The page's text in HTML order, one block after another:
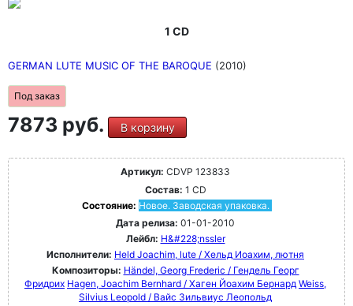
1 CD
GERMAN LUTE MUSIC OF THE BAROQUE (2010)
Под заказ
7873 руб. В корзину
Артикул: CDVP 123833
Состав: 1 CD
Состояние: Новое. Заводская упаковка.
Дата релиза: 01-01-2010
Лейбл: H&#228;nssler
Исполнители: Held Joachim, lute / Хельд Иоахим, лютня
Композиторы: Händel, Georg Frederic / Гендель Георг
Фридрих Hagen, Joachim Bernhard / Хаген Йоахим Бернард Weiss,
Silvius Leopold / Вайс Зильвиус Леопольд